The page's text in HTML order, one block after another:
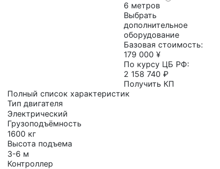
6 метров
Выбрать
дополнительное
оборудование
Базовая стоимость:
179 000 ¥
По курсу ЦБ РФ:
2 158 740 ₽
Получить КП
Полный список характеристик
Тип двигателя
Электрический
Грузоподъёмность
1600 кг
Высота подъема
3-6 м
Контроллер